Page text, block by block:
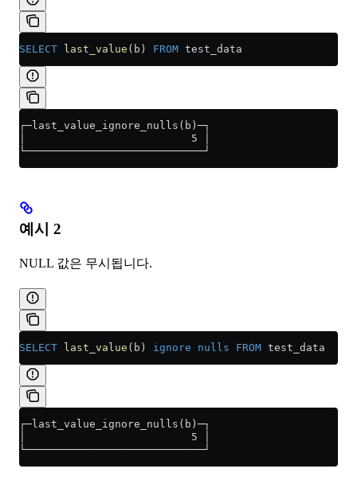
SELECT last_value (b) FROM test_data
┌─last_value_ignore_nulls(b)─┐
│                          5 │
└────────────────────────────┘
예시 2
NULL 값은 무시됩니다.
SELECT last_value (b) ignore nulls FROM test_data
┌─last_value_ignore_nulls(b)─┐
│                          5 │
└────────────────────────────┘